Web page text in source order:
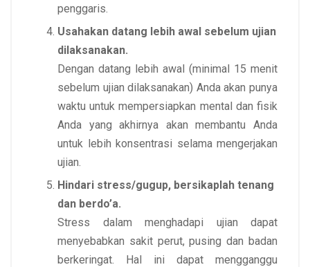
penggaris.
Usahakan datang lebih awal sebelum ujian
dilaksanakan.
Dengan datang lebih awal (minimal 15 menit
sebelum ujian dilaksanakan) Anda akan punya
waktu untuk mempersiapkan mental dan fisik
Anda yang akhirnya akan membantu Anda
untuk lebih konsentrasi selama mengerjakan
ujian.
Hindari stress/gugup, bersikaplah tenang
dan berdo’a.
Stress dalam menghadapi ujian dapat
menyebabkan sakit perut, pusing dan badan
berkeringat. Hal ini dapat mengganggu